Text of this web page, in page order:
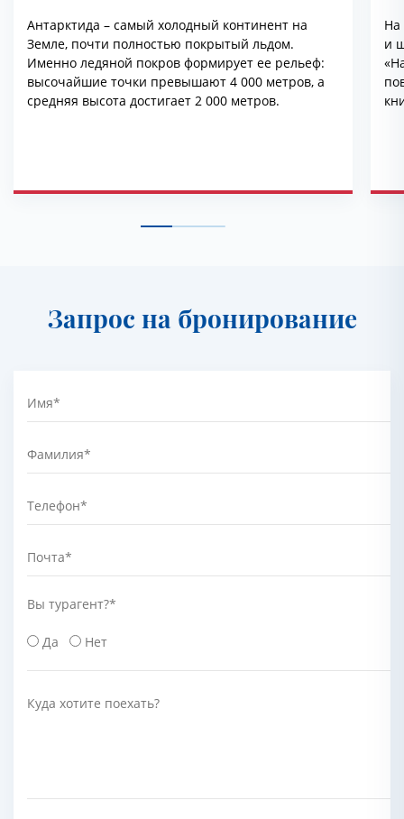
Антарктида – самый холодный континент на
Земле, почти полностью покрытый льдом.
Именно ледяной покров формирует ее рельеф:
высочайшие точки превышают 4 000 метров, а
средняя высота достигает 2 000 метров.
На
и
Запрос на бронирование
Имя*
Фамилия*
Телефон*
Почта*
Вы турагент?*
Да Нет
Куда хотите поехать?